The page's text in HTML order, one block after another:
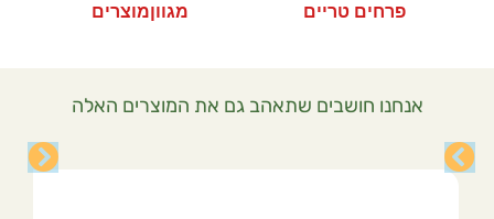
פרחים טריים מגווןמוצרים
אנחנו חושבים שתאהב גם את המוצרים האלה